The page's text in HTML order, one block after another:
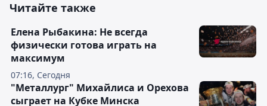
Читайте также
07:16, Сегодня
Елена Рыбакина: Не всегда
физически готова играть на
максимум
"Металлург" Михайлиса и Орехова
сыграет на Кубке Минска